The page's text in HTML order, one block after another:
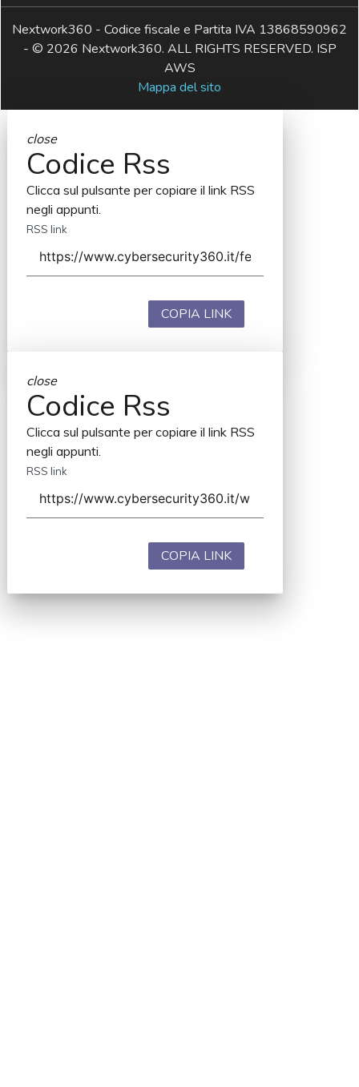
Nextwork360 - Codice fiscale e Partita IVA 13868590962
- © 2026 Nextwork360. ALL RIGHTS RESERVED. ISP
AWS
Mappa del sito
close
Codice Rss
Clicca sul pulsante per copiare il link RSS
negli appunti.
RSS link
COPIA LINK
close
Codice Rss
Clicca sul pulsante per copiare il link RSS
negli appunti.
RSS link
COPIA LINK